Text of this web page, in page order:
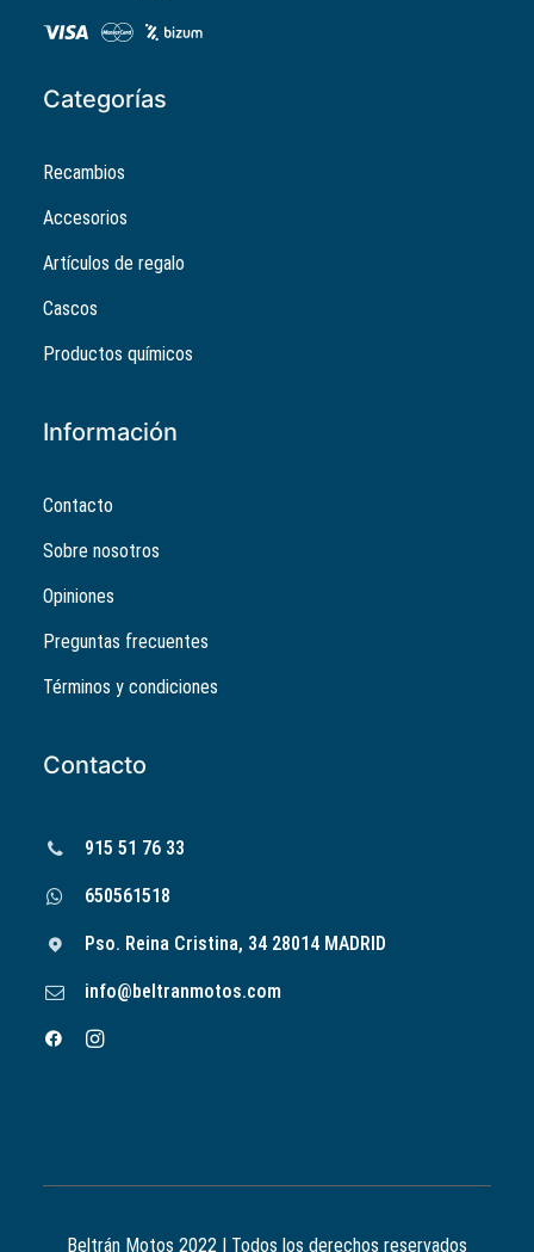
Categorías
Recambios
Accesorios
Artículos de regalo
Cascos
Productos químicos
Información
Contacto
Sobre nosotros
Opiniones
Preguntas frecuentes
Términos y condiciones
Contacto
915 51 76 33
650561518
Pso. Reina Cristina, 34 28014 MADRID
info@beltranmotos.com
Beltrán Motos 2022 | Todos los derechos reservados